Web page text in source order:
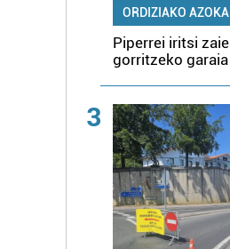
ORDIZIAKO AZOKA
Piperrei iritsi zaie
gorritzeko garaia
3